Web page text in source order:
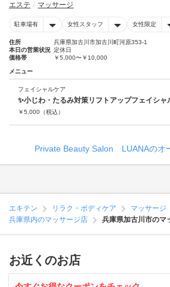
エステ マッサージ
駐車場有 女性スタッフ 女性限定
住所
兵庫県加古川市加古川町河原353-1
本日の営業状況 定休日
価格帯
￥5,000〜￥10,000
メニュー
フェイシャルケア
✨小じわ・たるみ対策リフトアップフェイシャ
￥5,000 （税込）
Private Beauty Salon LUANAのオ
エキテン リラク・ボディケア
マッサージ
兵庫県内のマッサージ店
兵庫県加古川市のマ
お近くのお店